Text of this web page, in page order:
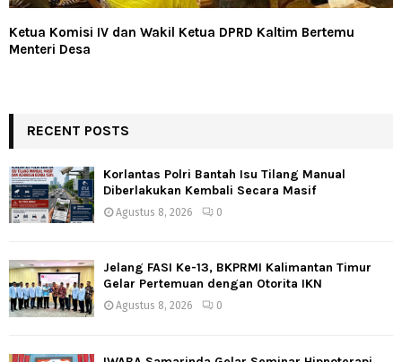
Ketua Komisi IV dan Wakil Ketua DPRD Kaltim Bertemu
Menteri Desa
RECENT POSTS
Korlantas Polri Bantah Isu Tilang Manual
Diberlakukan Kembali Secara Masif
Agustus 8, 2026 0
Jelang FASI Ke-13, BKPRMI Kalimantan Timur
Gelar Pertemuan dengan Otorita IKN
Agustus 8, 2026 0